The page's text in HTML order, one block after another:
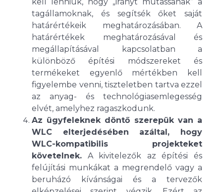
tagállamoknak, és segítsék őket saját
határértékeik meghatározásában. A
határértékek meghatározásával és
megállapításával kapcsolatban a
különböző építési módszereket és
termékeket egyenlő mértékben kell
figyelembe venni, tiszteletben tartva ezzel
az anyag- és technológiasemlegesség
elvét, amelyhez ragaszkodunk.
Az ügyfeleknek döntő szerepük van a
WLC elterjedésében azáltal, hogy
WLC-kompatibilis projekteket
követelnek. A kivitelezők az építési és
felújítási munkákat a megrendelő vagy a
beruházó kívánságai és a tervezők